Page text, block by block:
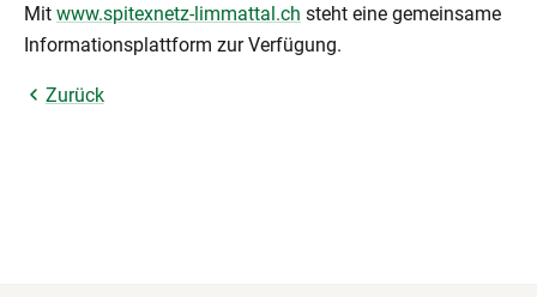
Mit www.spitexnetz-limmattal.ch steht eine gemeinsame
Informationsplattform zur Verfügung.
Zurück